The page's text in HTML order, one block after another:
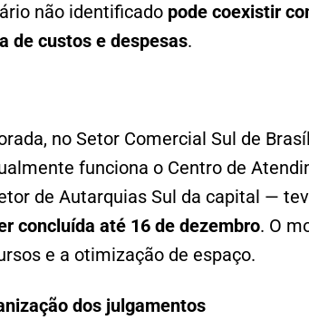
não identificado pode coexistir
de custos e despesas.
no Setor Comercial Sul de
funciona o Centro de
de Autarquias Sul da capital —
concluída até 16 de dezembro. O
e a otimização de espaço.
dos julgamentos